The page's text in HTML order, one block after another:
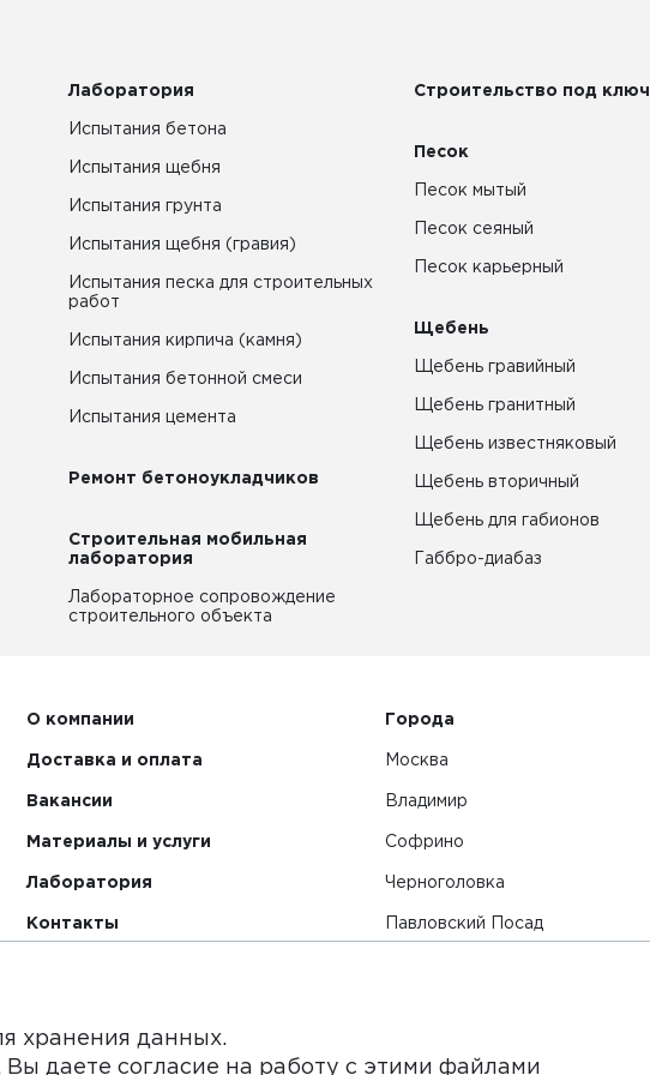
Лаборатория
Испытания бетона
Испытания щебня
Испытания грунта
Испытания щебня (гравия)
Испытания песка для строительных
работ
Испытания кирпича (камня)
Испытания бетонной смеси
Испытания цемента
Ремонт бетоноукладчиков
Строительная мобильная
лаборатория
Лабораторное сопровождение
строительного объекта
Строительство под ключ
Песок
Песок мытый
Песок сеяный
Песок карьерный
Щебень
Щебень гравийный
Щебень гранитный
Щебень известняковый
Щебень вторичный
Щебень для габионов
Габбро-диабаз
О компании
Доставка и оплата
Вакансии
Материалы и услуги
Лаборатория
Контакты
Города
Москва
Владимир
Софрино
Черноголовка
Павловский Посад
хранения данных.
Вы даете согласие на работу с этими файлами